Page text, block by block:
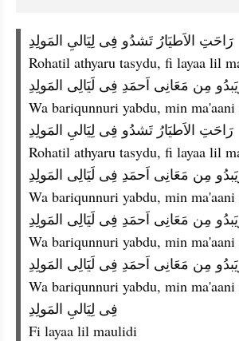
رَاحَتِ الاَطيَارُ تَشدُو فِى لِيَالىِ المَولِدِ
Rohatil athyaru tasydu, fi layaa lil
مِن مَعَانِى اَحمَدِ فِى لَيَالِى المَولِدِ
Wa bariqunnuri yabdu, min
رَاحَتِ الاَطيَارُ تَشدُو فِى لِيَالىِ المَولِدِ
Rohatil athyaru tasydu, fi layaa lil
مِن مَعَانِى اَحمَدِ فِى لَيَالِى المَولِدِ
Wa bariqunnuri yabdu, min
مِن مَعَانِى اَحمَدِ فِى لَيَالِى المَولِدِ
Wa bariqunnuri yabdu, min
مِن مَعَانِى اَحمَدِ فِى لَيَالِى المَولِدِ
Wa bariqunnuri yabdu, min
فِى لِيَالىِ المَولِدِ
Fi layaa lil maulidi